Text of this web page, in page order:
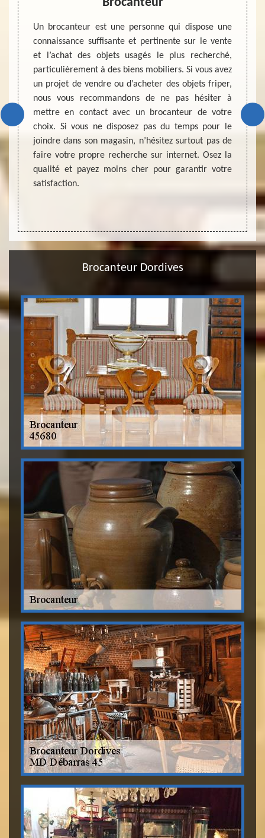
n'ont
les
Le
aux
vous
Un brocanteur est une personne qui dispose une
connaissance suffisante et pertinente sur le vente
et l’achat des objets usagés le plus recherché,
particulièrement à des biens mobiliers. Si vous avez
un projet de vendre ou d’acheter des objets friper,
nous vous recommandons de ne pas hésiter à
mettre en contact avec un brocanteur de votre
choix. Si vous ne disposez pas du temps pour le
joindre dans son magasin, n’hésitez surtout pas de
faire votre propre recherche sur internet. Osez la
qualité et payez moins cher pour garantir votre
satisfaction.
Pour
étape
Brocanteur Dordives